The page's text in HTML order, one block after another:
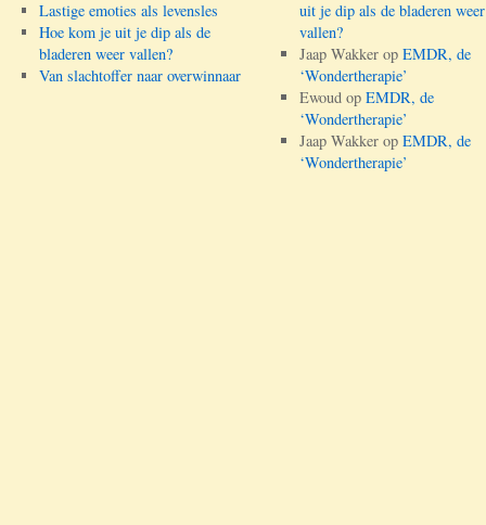
Lastige emoties als levensles
Hoe kom je uit je dip als de
bladeren weer vallen?
Van slachtoffer naar overwinnaar
uit je dip als de bladeren weer
vallen?
Jaap Wakkerop EMDR, de
‘Wondertherapie’
Ewoudop EMDR, de
‘Wondertherapie’
Jaap Wakkerop EMDR, de
‘Wondertherapie’